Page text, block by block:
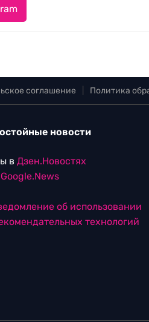
соглашение Политика
новости
в Дзен.Новостях
Google.News
об использовании
технологий